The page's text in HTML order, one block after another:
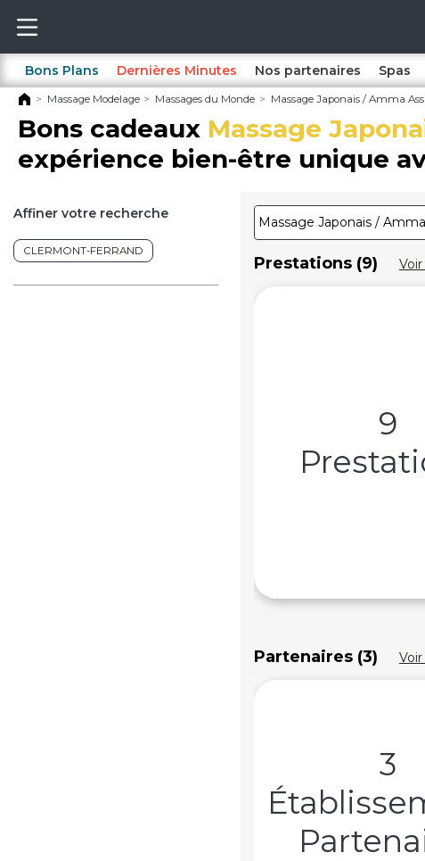
Bons Plans Dernières Minutes Nos partenaires Spas
Massage Modelage Massages du Monde Massage Japonais / Amma
Bons cadeaux Massage
expérience bien-être unique
Affiner votre recherche
CLERMONT-FERRAND
Prestations (9)
9
Partenaires (3)
3